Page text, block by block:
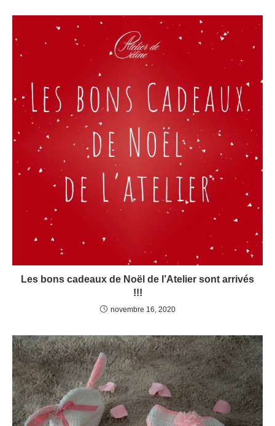
Les bons cadeaux de Noël de l’Atelier sont arrivés
!!!
novembre 16, 2020